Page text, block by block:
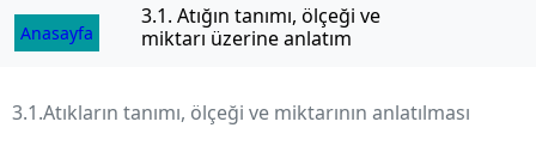
İçeriğe
geçAnasayfa
3.1. Atığın tanımı, ölçeği ve
miktarı üzerine anlatım
3.1.Atıkların tanımı, ölçeği ve miktarının anlatılması